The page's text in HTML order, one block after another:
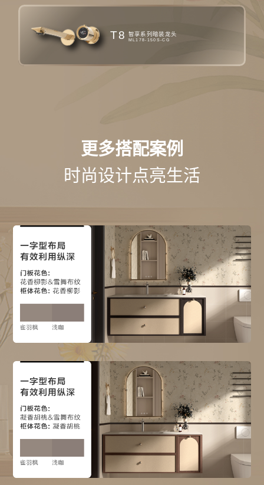
T8 智享系列暗装龙头
ML178-150S-CG
更多搭配案例
时尚设计点亮生活